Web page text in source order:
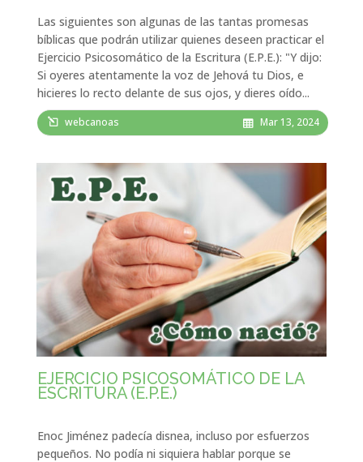
webcanoas Mar 13, 2024
Las siguientes son algunas de las tantas promesas
bíblicas que podrán utilizar quienes deseen practicar el
Ejercicio Psicosomático de la Escritura (E.P.E.): "Y dijo:
Si oyeres atentamente la voz de Jehová tu Dios, e
hicieres lo recto delante de sus ojos, y dieres oído...
EJERCICIO PSICOSOMÁTICO DE LA
ESCRITURA (E.P.E.)
Enoc Jiménez padecía disnea, incluso por esfuerzos
pequeños. No podía ni siquiera hablar porque se